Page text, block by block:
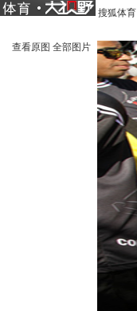
搜狐体育
查看原图 全部图片